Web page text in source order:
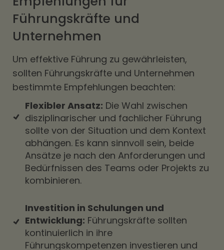
Führungskräfte und
Unternehmen
Um effektive Führung zu gewährleisten,
sollten Führungskräfte und Unternehmen
bestimmte Empfehlungen beachten:
Flexibler Ansatz: Die Wahl zwischen
disziplinarischer und fachlicher Führung
sollte von der Situation und dem Kontext
abhängen. Es kann sinnvoll sein, beide
Ansätze je nach den Anforderungen und
Bedürfnissen des Teams oder Projekts zu
kombinieren.
Investition in Schulungen und
Entwicklung: Führungskräfte sollten
kontinuierlich in ihre
Führungskompetenzen investieren und